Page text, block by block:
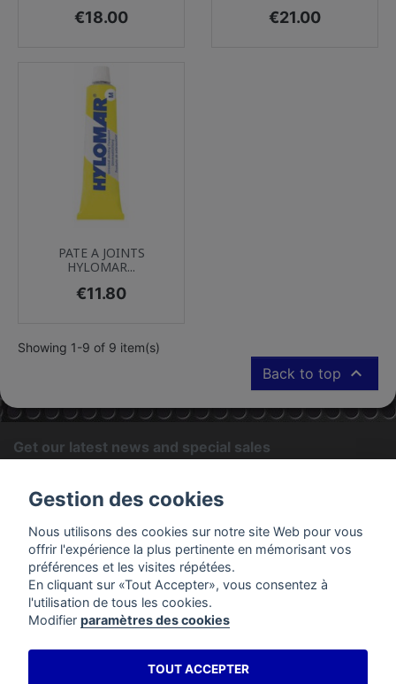
Price
€18.00 Price
€21.00
PATE A JOINTS
HYLOMAR...
Price
€11.80
Showing 1-9 of 9 item(s)
Back to top 
Get our latest news and special sales
find our contact info in the legal notice.
PRODUCTS
Gestion des cookies
Nous utilisons des cookies sur notre site Web pour vous
offrir l'expérience la plus pertinente en mémorisant vos
préférences et les visites répétées.
En cliquant sur «Tout Accepter», vous consentez à
l'utilisation de tous les cookies.
Modifier paramètres des cookies
TOUT ACCEPTER